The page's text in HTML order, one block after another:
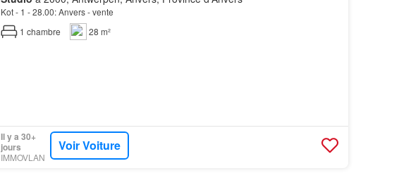
Kot - 1 - 28.00: Anvers - vente
1 chambre 28 m²
Il y a 30+
jours
IMMOVLAN
Voir Voiture